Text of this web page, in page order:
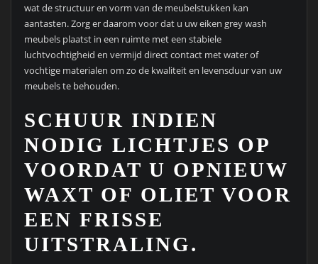
wat de structuur en vorm van de meubelstukken kan
aantasten. Zorg er daarom voor dat u uw eiken grey wash
meubels plaatst in een ruimte met een stabiele
luchtvochtigheid en vermijd direct contact met water of
vochtige materialen om zo de kwaliteit en levensduur van uw
meubels te behouden.
SCHUUR INDIEN
NODIG LICHTJES OP
VOORDAT U OPNIEUW
WAXT OF OLIET VOOR
EEN FRISSE
UITSTRALING.